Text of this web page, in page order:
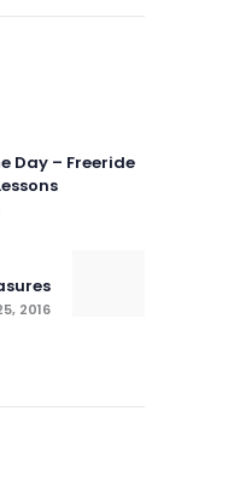
Day – Freeride
2016